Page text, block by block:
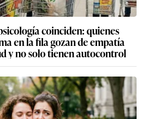
coinciden: quienes
en la fila gozan de empatía
y no solo tienen autocontrol